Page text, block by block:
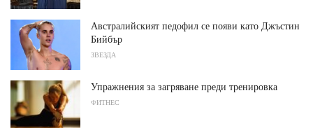
Австралийският педофил се появи като Джъстин
Бийбър
ЗВЕЗДА
Упражнения за загряване преди тренировка
ФИТНЕС